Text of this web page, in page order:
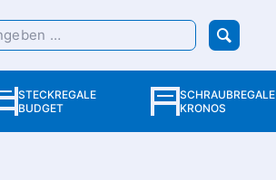
STECKREGALE
BUDGET
SCHRAUBREGALE
KRONOS